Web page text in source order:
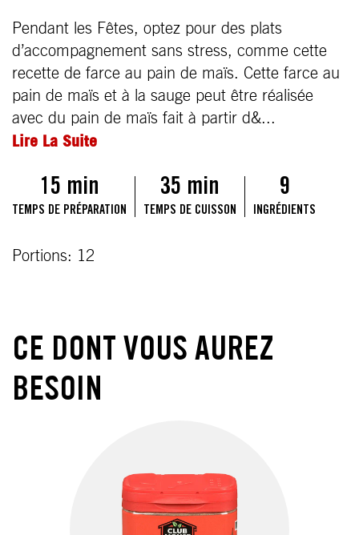
Pendant les Fêtes, optez pour des plats
d’accompagnement sans stress, comme cette
recette de farce au pain de maïs. Cette farce au
pain de maïs et à la sauge peut être réalisée
avec du pain de maïs fait à partir d&...
Lire La Suite
15 min
TEMPS DE PRÉPARATION
35 min
TEMPS DE CUISSON
9
INGRÉDIENTS
Portions: 12
CE DONT VOUS AUREZ
BESOIN